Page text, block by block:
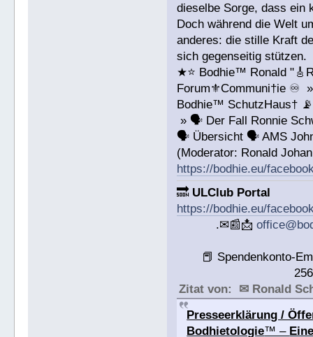
dieselbe Sorge, dass ein
Doch während die Welt
anderes: die stille Kraft
sich gegenseitig stützen.
★⭐️ Bodhie™ Ronald
Forum⚜️Communi†ie ♾️
Bodhie™ SchutzHaus† 📡
» 🗣 Der Fall Ronnie
🗣 Übersicht 🗣 AMS
(Moderator: Ronald
https://bodhie.eu/
🔜 ULClub Portal
https://bodhie.eu/
.✉📰📩
📕 Spendenkonto-
Zitat von: ✉ Ronald
Presseerklärung /
Bodhietologie™ –